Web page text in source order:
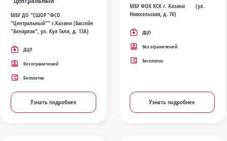
МБУ ДО "СШОР "ФСО
"Центральный"" г.Казани (Бассейн
"Акчарлак", ул. Кул Гали, д. 13А)
ДЦП
без ограничений
Бесплатно
Узнать подробнее
МБУ ФОК КСК г. Казани (ул.
Новосельская, д. 70)
ДЦП
без ограничений
Бесплатно
Узнать подробнее